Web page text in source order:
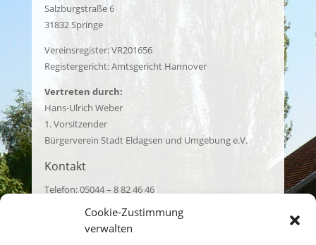
Cookie-Zustimmung
verwalten
Salzburgstraße 6
31832 Springe
Vereinsregister: VR201656
Registergericht: Amtsgericht Hannover
Vertreten durch:
Hans-Ulrich Weber
1. Vorsitzender
Bürgerverein Stadt Eldagsen und Umgebung e.V.
Kontakt
Telefon: 05044 – 8 82 46 46
E-Mail: kontakt@buergerverein-stadteldagsen.de
EU-Streitschlichtung